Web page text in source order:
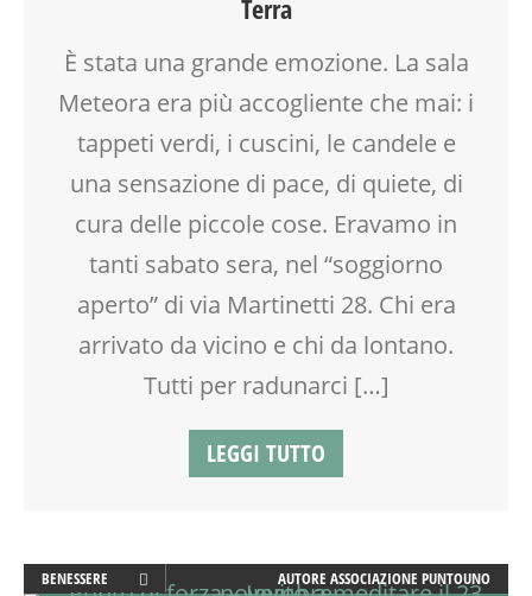
TEMPO LIBERO
VIA MARTINETTI
Terra
È stata una grande emozione. La sala
Meteora era più accogliente che mai: i
tappeti verdi, i cuscini, le candele e
una sensazione di pace, di quiete, di
cura delle piccole cose. Eravamo in
tanti sabato sera, nel “soggiorno
aperto” di via Martinetti 28. Chi era
arrivato da vicino e chi da lontano.
Tutti per radunarci […]
LEGGI TUTTO
BENESSERE
AUTORE ASSOCIAZIONE PUNTOUNO